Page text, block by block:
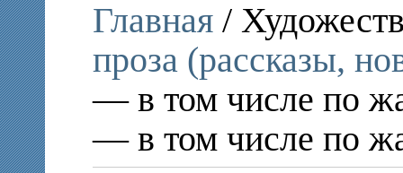
Главная /
проза (рассказы,
— в том числе по
— в том числе по